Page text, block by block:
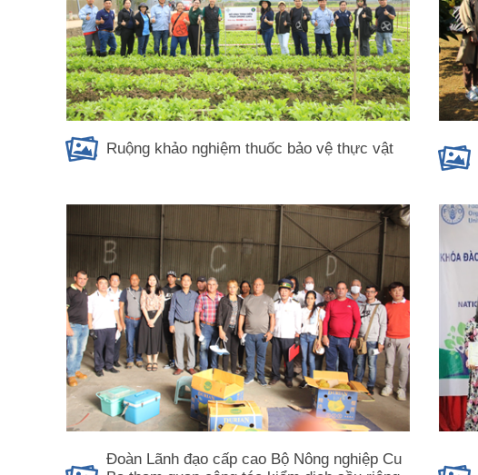
Ruộng khảo nghiệm thuốc bảo vệ thực vật
Đoàn Lãnh đạo cấp cao Bộ Nông nghiệp Cu